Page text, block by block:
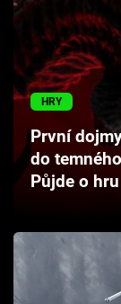
Filmy
Seriály
Hry
Cool Esport
Pořady
TV Program
Sledujte
HRY
První
do
Půjde o